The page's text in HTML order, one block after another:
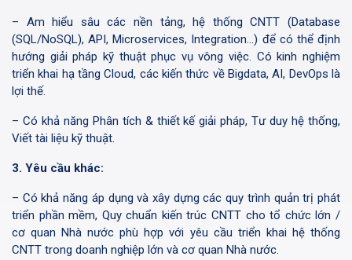
– Am hiểu sâu các nền tảng, hệ thống CNTT (Database
(SQL/NoSQL), API, Microservices, Integration…) để có thể định
hướng giải pháp kỹ thuật phục vụ vông việc. Có kinh nghiệm
triển khai hạ tầng Cloud, các kiến thức về Bigdata, AI, DevOps là
lợi thế.
– Có khả năng Phân tích & thiết kế giải pháp, Tư duy hệ thống,
Viết tài liệu kỹ thuật.
3. Yêu cầu khác:
– Có khả năng áp dụng và xây dựng các quy trình quản trị phát
triển phần mềm, Quy chuẩn kiến trúc CNTT cho tổ chức lớn /
cơ quan Nhà nước phù hợp với yêu cầu triển khai hệ thống
CNTT trong doanh nghiệp lớn và cơ quan Nhà nước.